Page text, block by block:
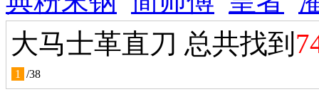
大马士革直刀 总共找到
1 /38